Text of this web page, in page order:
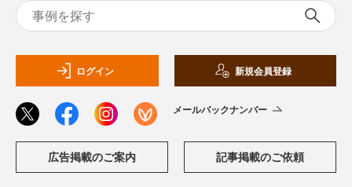
ログイン 新規会員登録
メールバックナンバー
広告掲載のご案内 記事掲載のご依頼